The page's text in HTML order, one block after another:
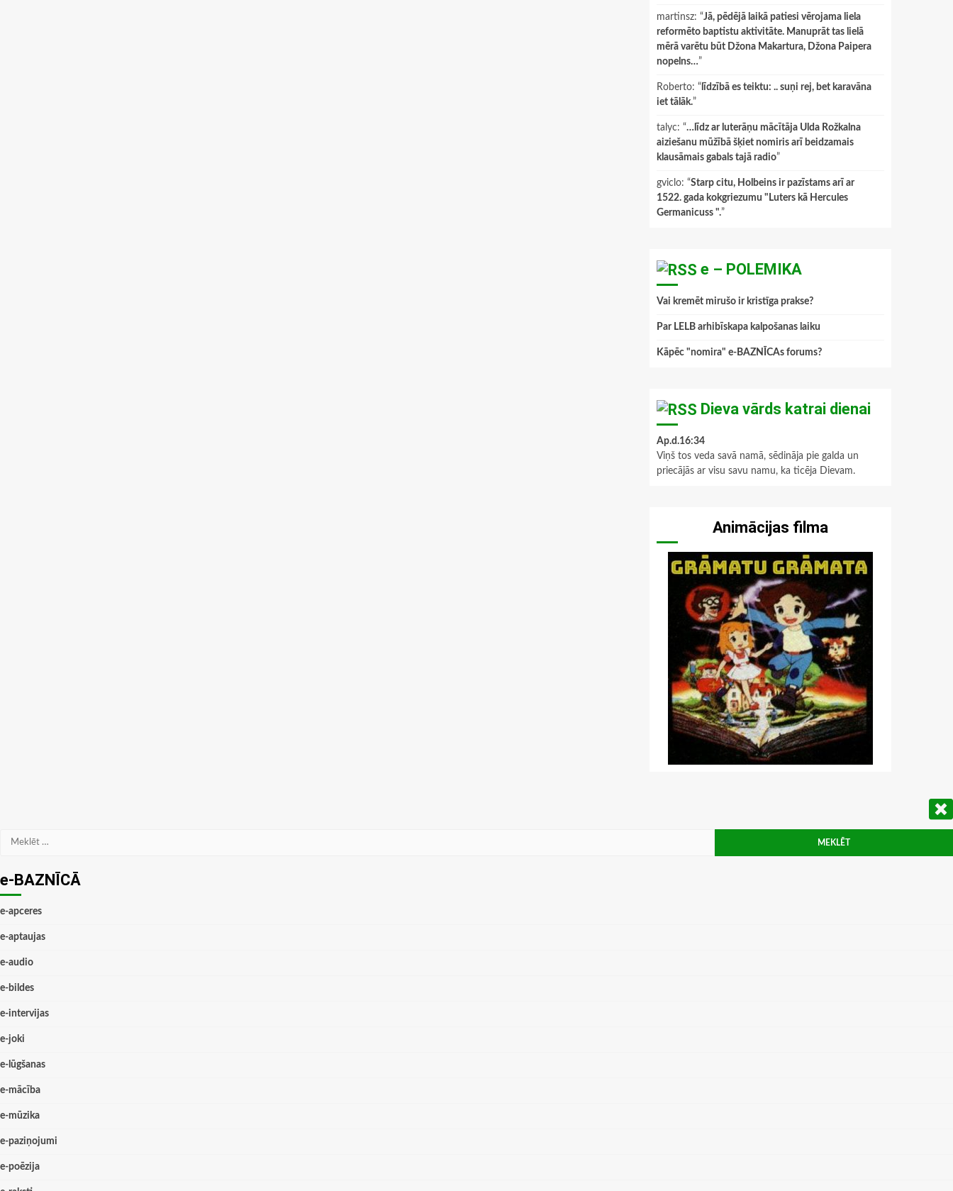
martinsz: “Jā, pēdējā laikā patiesi vērojama liela
reformēto baptistu aktivitāte. Manuprāt tas lielā
mērā varētu būt Džona Makartura, Džona Paipera
nopelns…”
Roberto: “ līdzībā es teiktu: .. suņi rej, bet karavāna
iet tālāk.”
talyc: “…līdz ar luterāņu mācītāja Ulda Rožkalna
aiziešanu mūžībā šķiet nomiris arī beidzamais
klausāmais gabals tajā radio”
gviclo: “Starp citu, Holbeins ir pazīstams arī ar
1522. gada kokgriezumu "Luters kā Hercules
Germanicuss ".”
e – POLEMIKA
Vai kremēt mirušo ir kristīga prakse?
Par LELB arhibīskapa kalpošanas laiku
Kāpēc "nomira" e-BAZNĪCAs forums?
Dieva vārds katrai dienai
Ap.d.16:34
Viņš tos veda savā namā, sēdināja pie galda un
priecājās ar visu savu namu, ka ticēja Dievam.
Animācijas filma
Meklēt:
e-BAZNĪCĀ
e-apceres
e-aptaujas
e-audio
e-bildes
e-intervijas
e-joki
e-lūgšanas
e-mācība
e-mūzika
e-paziņojumi
e-poēzija